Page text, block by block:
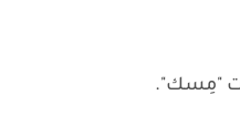
"مِسك".